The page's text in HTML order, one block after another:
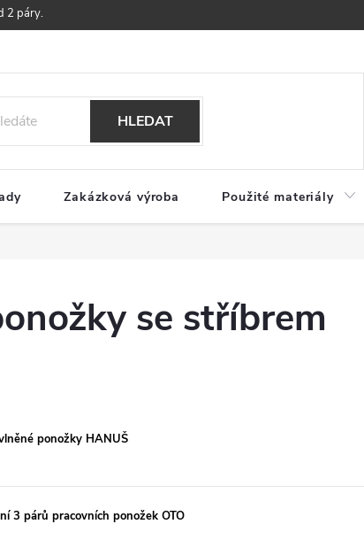
2 páry.
HLEDAT
Zakázková výroba Použité materiály
se stříbrem
ponožky HANUŠ
3 párů pracovních ponožek OTO